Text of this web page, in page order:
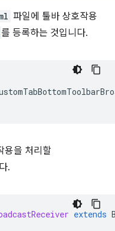
파일에 툴바 상호작용
를 등록하는 것입니다.
용을 처리할
.
extends